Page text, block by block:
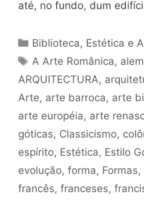
até, no fundo, dum
Categorias
Biblioteca, Estética e
Tags
A Arte Românica,
ARQUITECTURA,
Arte, arte barroca, arte
arte européia, arte
góticas, Classicismo,
espírito, Estética, Estilo
evolução, forma, Formas,
francês, franceses,